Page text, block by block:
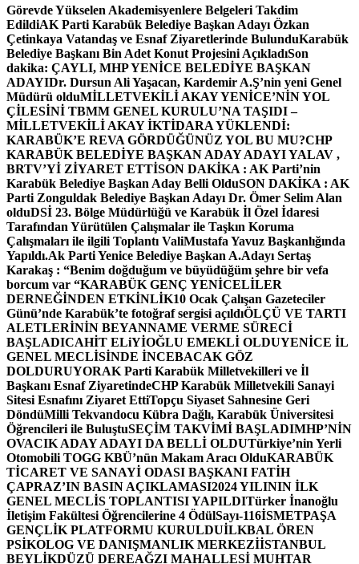
Görevde Yükselen Akademisyenlere Belgeleri Takdim
EdildiAK Parti Karabük Belediye Başkan Adayı Özkan
Çetinkaya Vatandaş ve Esnaf Ziyaretlerinde BulunduKarabük
Belediye Başkanı Bin Adet Konut Projesini AçıkladıSon
dakika: ÇAYLI, MHP YENİCE BELEDİYE BAŞKAN
ADAYIDr. Dursun Ali Yaşacan, Kardemir A.Ş’nin yeni Genel
Müdürü olduMİLLETVEKİLİ AKAY YENİCE’NİN YOL
ÇİLESİNİ TBMM GENEL KURULU’NA TAŞIDI –
MİLLETVEKİLİ AKAY İKTİDARA YÜKLENDİ:
KARABÜK’E REVA GÖRDÜĞÜNÜZ YOL BU MU?CHP
KARABÜK BELEDİYE BAŞKAN ADAY ADAYI YALAV ,
BRTV’Yİ ZİYARET ETTİSON DAKİKA : AK Parti’nin
Karabük Belediye Başkan Aday Belli OlduSON DAKİKA : AK
Parti Zonguldak Belediye Başkan Adayı Dr. Ömer Selim Alan
olduDSİ 23. Bölge Müdürlüğü ve Karabük İl Özel İdaresi
Tarafından Yürütülen Çalışmalar ile Taşkın Koruma
Çalışmaları ile ilgili Toplantı ValiMustafa Yavuz Başkanlığında
Yapıldı.Ak Parti Yenice Belediye Başkan A.Adayı Sertaş
Karakaş : “Benim doğduğum ve büyüdüğüm şehre bir vefa
borcum var “KARABÜK GENÇ YENİCELİLER
DERNEĞİNDEN ETKİNLİK10 Ocak Çalışan Gazeteciler
Günü’nde Karabük’te fotoğraf sergisi açıldıÖLÇÜ VE TARTI
ALETLERİNİN BEYANNAME VERME SÜRECİ
BAŞLADICAHİT ELiYİOĞLU EMEKLİ OLDUYENİCE İL
GENEL MECLİSİNDE İNCEBACAK GÖZ
DOLDURUYORAK Parti Karabük Milletvekilleri ve İl
Başkanı Esnaf ZiyaretindeCHP Karabük Milletvekili Sanayi
Sitesi Esnafını Ziyaret EttiTopçu Siyaset Sahnesine Geri
DöndüMilli Tekvandocu Kübra Dağlı, Karabük Üniversitesi
Öğrencileri ile BuluştuSEÇİM TAKVİMİ BAŞLADIMHP’NİN
OVACIK ADAY ADAYI DA BELLİ OLDUTürkiye’nin Yerli
Otomobili TOGG KBÜ’nün Makam Aracı OlduKARABÜK
TİCARET VE SANAYİ ODASI BAŞKANI FATİH
ÇAPRAZ’IN BASIN AÇIKLAMASI2024 YILININ İLK
GENEL MECLİS TOPLANTISI YAPILDITürker İnanoğlu
İletişim Fakültesi Öğrencilerine 4 ÖdülSayı-116İSMETPAŞA
GENÇLİK PLATFORMU KURULDUİLKBAL ÖREN
PSİKOLOG VE DANIŞMANLIK MERKEZİİSTANBUL
BEYLİKDÜZÜ DEREAĞZI MAHALLESİ MUHTAR